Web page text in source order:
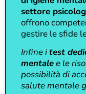
settore
offrono
gestire le sfide
Infine itest
mentalee le
possibilità di
salute mentale